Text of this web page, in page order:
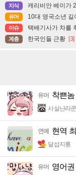
지식 캐리비안 베이가
유머 10대 영국소년 길
이슈 택배기사가 차를
계층 한국인들 근황 [3]
유머 착쁜놈
사실난라쿤
연예 현역
달섭지롱
유머 영어